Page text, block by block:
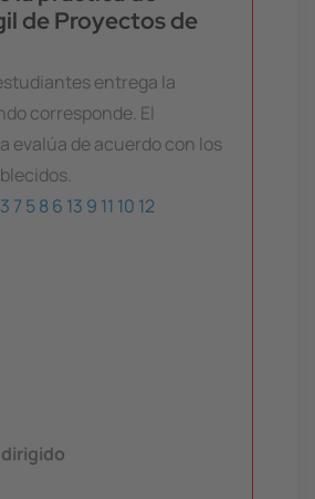
de Proyectos de
entrega la
corresponde. El
evalúa de acuerdo con los
3 7 58 6 13 9 11 10 12